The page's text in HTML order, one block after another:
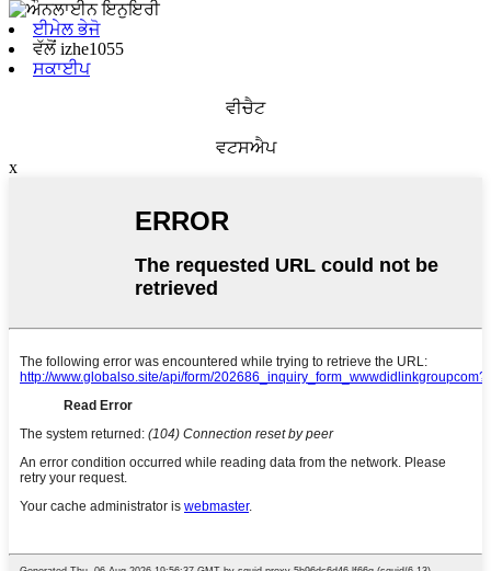
ਈਮੇਲ ਭੇਜੋ
ਵੱਲੋਂ izhe1055
ਸਕਾਈਪ
ਵੀਚੈਟ
ਵਟਸਐਪ
x